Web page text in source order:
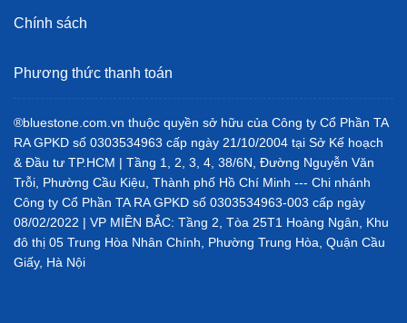
Chính sách
Phương thức thanh toán
®bluestone.com.vn thuộc quyền sở hữu của Công ty Cổ Phần TA
RA GPKD số 0303534963 cấp ngày 21/10/2004 tại Sở Kế hoạch
& Đầu tư TP.HCM | Tầng 1, 2, 3, 4, 38/6N, Đường Nguyễn Văn
Trỗi, Phường Cầu Kiệu, Thành phố Hồ Chí Minh --- Chi nhánh
Công ty Cổ Phần TA RA GPKD số 0303534963-003 cấp ngày
08/02/2022 | VP MIỀN BẮC: Tầng 2, Tòa 25T1 Hoàng Ngân, Khu
đô thị 05 Trung Hòa Nhân Chính, Phường Trung Hòa, Quận Cầu
Giấy, Hà Nội